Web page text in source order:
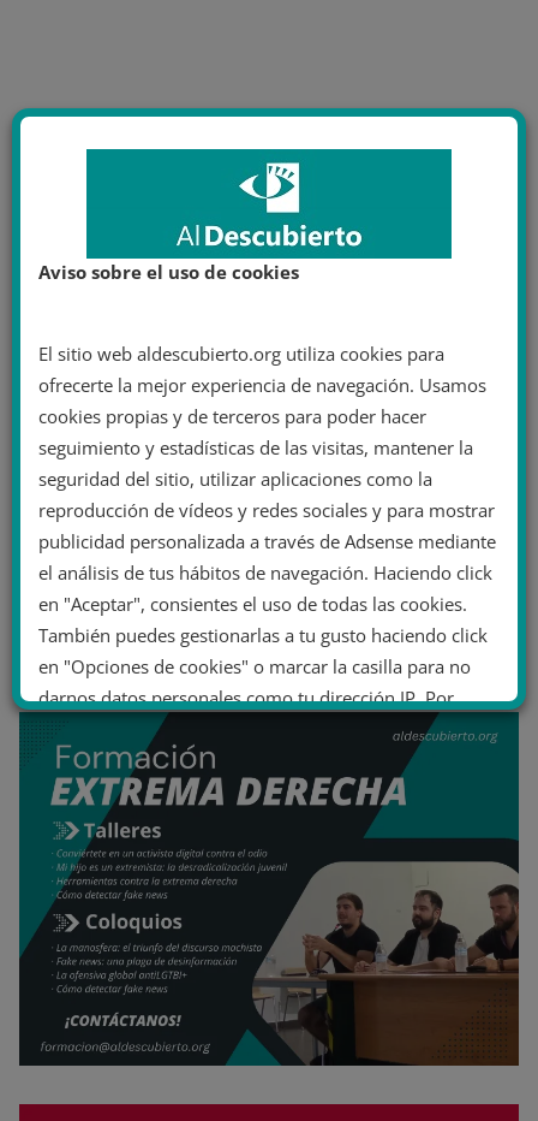
Aviso sobre el uso de cookies
El sitio web aldescubierto.org utiliza cookies para
ofrecerte la mejor experiencia de navegación. Usamos
cookies propias y de terceros para poder hacer
seguimiento y estadísticas de las visitas, mantener la
seguridad del sitio, utilizar aplicaciones como la
reproducción de vídeos y redes sociales y para mostrar
publicidad personalizada a través de Adsense mediante
el análisis de tus hábitos de navegación. Haciendo click
en "Aceptar", consientes el uso de todas las cookies.
También puedes gestionarlas a tu gusto haciendo click
en "Opciones de cookies" o marcar la casilla para no
darnos datos personales como tu dirección IP. Por
último, puedes leer nuestra Política de cookies.
No dar mi información personal
Opciones de cookies
Rechazar cookies Política de cookies